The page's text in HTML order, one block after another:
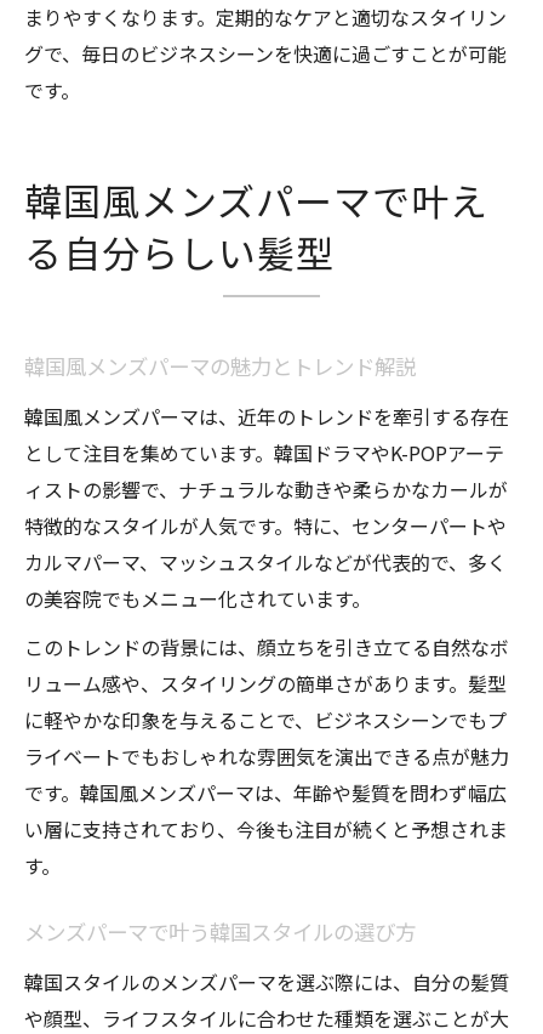
まりやすくなります。定期的なケアと適切なスタイリン
グで、毎日のビジネスシーンを快適に過ごすことが可能
です。
韓国風メンズパーマで叶え
る自分らしい髪型
韓国風メンズパーマの魅力とトレンド解説
韓国風メンズパーマは、近年のトレンドを牽引する存在
として注目を集めています。韓国ドラマやK-POPアーテ
ィストの影響で、ナチュラルな動きや柔らかなカールが
特徴的なスタイルが人気です。特に、センターパートや
カルマパーマ、マッシュスタイルなどが代表的で、多く
の美容院でもメニュー化されています。
このトレンドの背景には、顔立ちを引き立てる自然なボ
リューム感や、スタイリングの簡単さがあります。髪型
に軽やかな印象を与えることで、ビジネスシーンでもプ
ライベートでもおしゃれな雰囲気を演出できる点が魅力
です。韓国風メンズパーマは、年齢や髪質を問わず幅広
い層に支持されており、今後も注目が続くと予想されま
す。
メンズパーマで叶う韓国スタイルの選び方
韓国スタイルのメンズパーマを選ぶ際には、自分の髪質
や顔型、ライフスタイルに合わせた種類を選ぶことが大